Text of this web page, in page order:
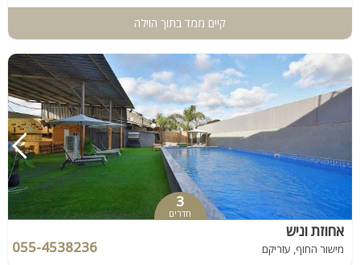
קיים ממד בתוך הוילה
3
חדרים
אחוזת וניש
מישור החוף, עזריקם 055-4538236